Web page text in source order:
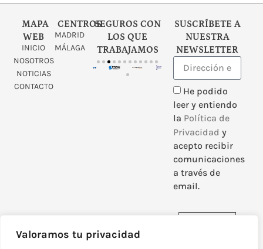
Valoramos tu privacidad
MAPA
WEB
INICIO
NOSOTROS
NOTICIAS
CONTACTO
CENTROS
MADRID
MÁLAGA
SEGUROS CON
LOS QUE
TRABAJAMOS
SUSCRÍBETE A
NUESTRA
NEWSLETTER
He podido
leer y entiendo
la Política de
Privacidad y
acepto recibir
comunicaciones
a través de
email.